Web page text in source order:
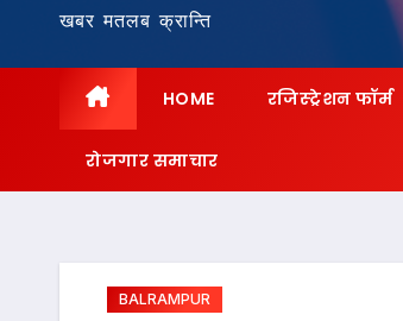
खबर मतलब क्रान्ति
HOME रजिस्ट्रेशन फॉर्म
रोजगार समाचार
BALRAMPUR